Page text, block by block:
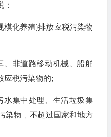
模化养殖)排放应税污染物
、非道路移动机械、船舶
应税污染物的;
水集中处理、生活垃圾集
染物，不超过国家和地方